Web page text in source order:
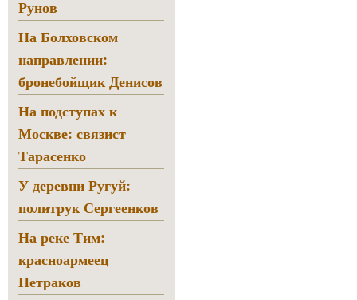
Рунов
На Болховском
направлении:
бронебойщик Денисов
На подступах к
Москве: связист
Тарасенко
У деревни Ругуй:
политрук Сергеенков
На реке Тим:
красноармеец
Петраков